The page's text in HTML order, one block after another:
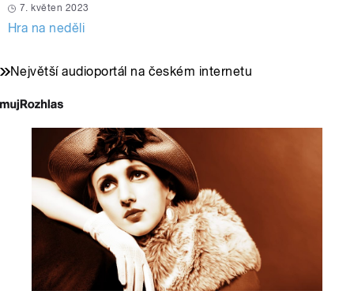
7. květen 2023
Hra na neděli
Největší audioportál na českém internetu